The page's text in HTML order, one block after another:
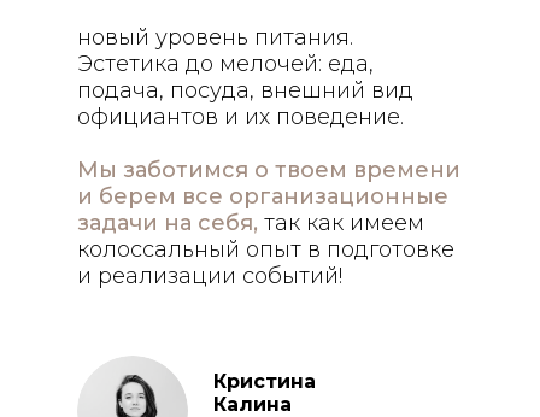
новый уровень питания.
Эстетика до мелочей: еда,
подача, посуда, внешний вид
официантов и их поведение.
Мы заботимся о твоем времени
и берем все организационные
задачи на себя, так как имеем
колоссальный опыт в подготовке
и реализации событий!
Кристина
Калина
2